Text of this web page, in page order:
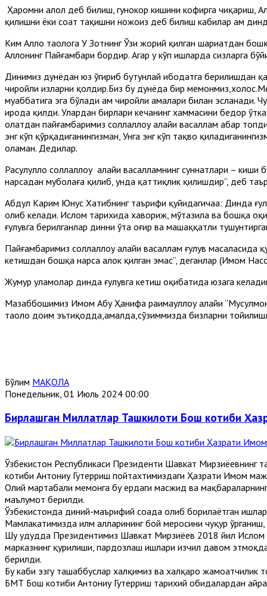
Ҳаромни ҳалол деб билиш, гуноҳкор кишини кофирга чиқариш,
қилишни ёки соат тақишни ножоиз деб билиш кабилар ҳам
Ким Аллоҳ таолога У Зотнинг Ўзи жорий қилган шариатдан
Аллоҳнинг Пайғамбари бордир. Агар у кўп ишларда сизларга
Динимиз дунёдан юз ўгириб бутунлай ибодатга берилишдан
чиройли изларни қолдир.Биз бу дунёда бир
муҳаббатига эга бўлади ҳам чиройли амалари билан эсланади.
ирода қилди. Улардан бирлари кечанинг хаммасини бедор
ҳолатдан пайғамбаримиз соллаллоҳу алайҳи васаллам ҳабар
энг кўп қўрқадиганингизман, Унга энг кўп тақво
оламан. Дедилар.
Расулуллоҳ соллаллоҳу алайҳи васалламнинг суннатлари –
нарсадан муболаға қилиб, унда қаттиқлик қилишдир”, деб
Абдул Карим Юнус Хатибнинг таърифи қуйидагичаа: Динда
олиб келади. Ислом тарихида хавориж, мўтазила ва бошқа
ғулувга берилганлар динни ўта оғир ва машаққатли
Пайғамбаримиз соллаллоҳу алайҳи васаллам ғулув масаласида
кетишдан бошқа нарса ҳалок қилган эмас”, деганлар (Имом
Жумҳур уламолар динда ғулувга кетиш оқибатида юзага
Мазҳаббошимиз Имом Абу Ҳанифа раҳимаҳуллоҳу алайҳи
таоло доим эътиқодда,амалда,сўзиммизда бизларни
Бўлим МАҚОЛА
Понедельник, 01 Июль 2024 00:00
Бирлашган Миллатлар Ташкилоти Бош котиби
Ўзбекистон Республикаси Президенти Шавкат
котиби Антониу Гутерриш пойтахтимиздаги Ҳазрати Имом
Олий мартабали меҳмонга бу ердаги масжид ва
маълумот берилди.
Ўзбекистонда диний-маърифий соҳада олиб борилаётган
Мамлакатимизда илм аҳлларининг бой меросини чуқур
Шу ҳудудда Президентимиз Шавкат Мирзиёев 2018 йил Ислом
марказнинг қурилиши, пардозлаш ишлари изчил давом
берилди.
Бу каби эзгу ташаббуслар халқимиз ва халқаро жамоатчилик
БМТ Бош котиби Антониу Гутерриш тарихий обидалардан